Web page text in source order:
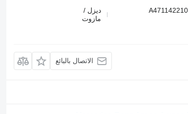
4711422109
ديزل /
مازوت
الاتصال بالبائع